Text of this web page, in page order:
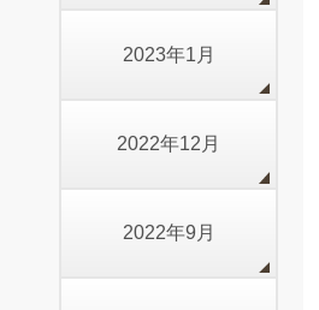
2023年1月
2022年12月
2022年9月